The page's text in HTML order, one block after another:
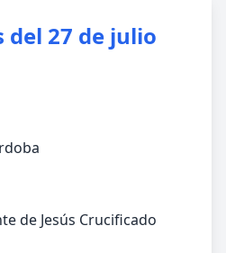
del 27 de julio
de Jesús Crucificado